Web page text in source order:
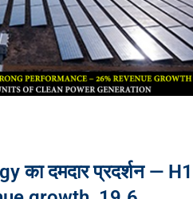
का दमदार प्रदर्शन — H1